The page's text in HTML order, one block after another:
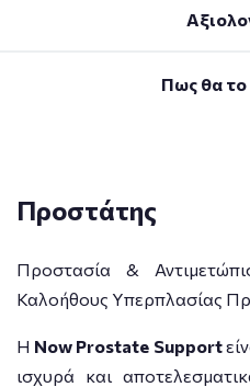
Πως θα
Προστάτης
Προστασία &
Καλοήθους Υπερπλασίας
Η Now Prostate Support
ισχυρά και